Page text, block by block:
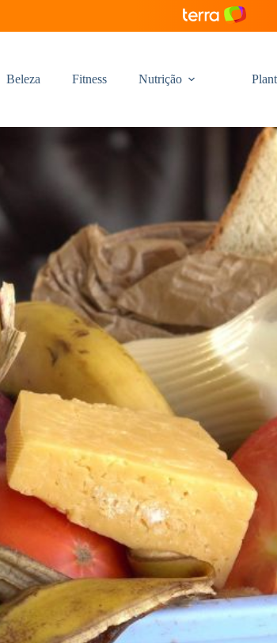
Beleza Fitness Nutrição